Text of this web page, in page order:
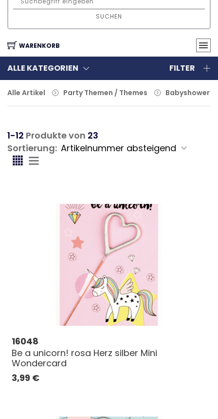
SUCHEN
WARENKORB
ALLE KATEGORIEN FILTER
Alle Artikel Party Themen / Themes Babyshower
1-12 Produkte von 23
Sortierung:
16048
Be a unicorn! rosa Herz silber Mini
Wondercard
3,99 €